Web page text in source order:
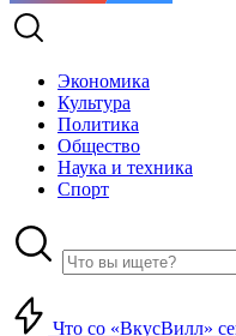
Экономика
Культура
Политика
Общество
Наука и техника
Спорт
Что со «ВкусВилл»